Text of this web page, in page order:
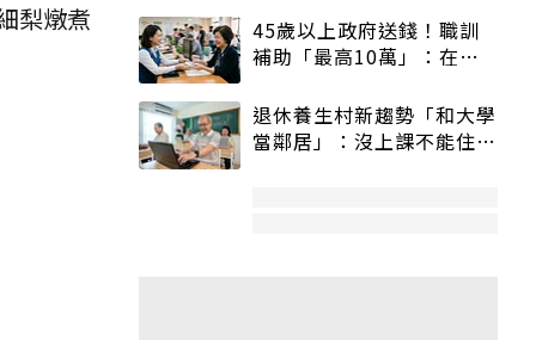
梨燉煮
45歲以上政府送錢！職訓
補助「最高10萬」：在
退休養生村新趨勢「和大學
當鄰居」：沒上課不能住、